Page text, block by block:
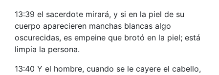
13:39 el sacerdote mirará, y si en la piel de su
cuerpo aparecieren manchas blancas algo
oscurecidas, es empeine que brotó en la piel; está
limpia la persona.
13:40 Y el hombre, cuando se le cayere el cabello,